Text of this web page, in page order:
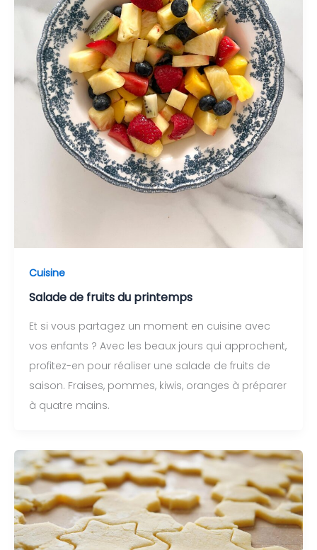
Cuisine
Salade de fruits du printemps
Et si vous partagez un moment en cuisine avec
vos enfants ? Avec les beaux jours qui approchent,
profitez-en pour réaliser une salade de fruits de
saison. Fraises, pommes, kiwis, oranges à préparer
à quatre mains.